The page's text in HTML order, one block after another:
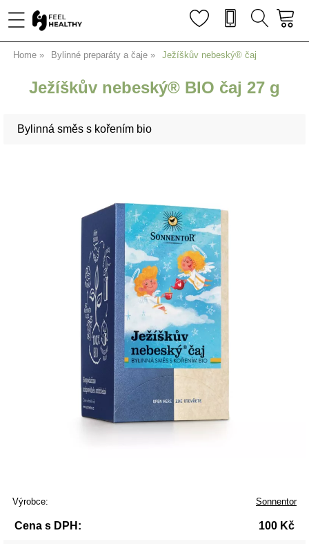
Home Bylinné preparáty a čaje Ježíškův nebeský® čaj
Ježíškův nebeský® BIO čaj 27 g
Bylinná směs s kořením bio
Výrobce: Sonnentor
Cena s DPH: 100 Kč